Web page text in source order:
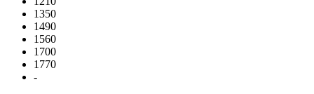
1350
1490
1560
1700
1770
-